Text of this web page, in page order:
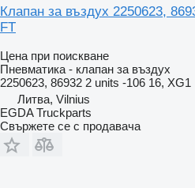
Клапан за въздух 2250623,
FT
Цена при поискване
Пневматика - клапан за въздух
2250623, 86932 2 units -106 16, XG1
Литва, Vilnius
EGDA Truckparts
Свържете се с продавача